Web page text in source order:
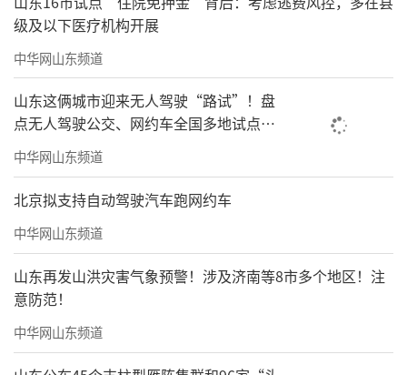
级及以下医疗机构开展
中华网山东频道
山东这俩城市迎来无人驾驶“路试”！盘
点无人驾驶公交、网约车全国多地试点之
路
中华网山东频道
北京拟支持自动驾驶汽车跑网约车
中华网山东频道
山东再发山洪灾害气象预警！涉及济南等8市多个地区！注
意防范！
中华网山东频道